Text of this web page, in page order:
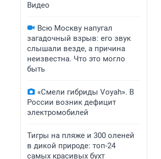
Видео
Всю Москву напугал
загадочный взрыв: его звук
слышали везде, а причина
неизвестна. Что это могло
быть
«Смели гибриды Voyah». В
России возник дефицит
электромобилей
Тигры на пляже и 300 оленей
в дикой природе: топ-24
самых красивых бухт